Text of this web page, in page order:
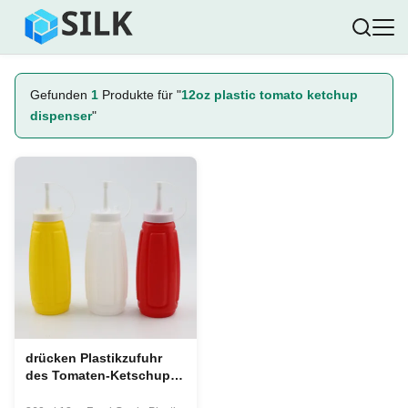
Gefunden 1 Produkte für "12oz plastic tomato ketchup
dispenser"
drücken Plastikzufuhr
des Tomaten-Ketschups